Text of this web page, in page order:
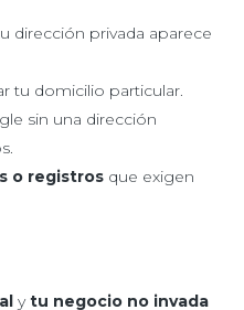
dirección privada aparece
tu domicilio particular.
sin una dirección
o registros que exigen
ytu negocio no invada